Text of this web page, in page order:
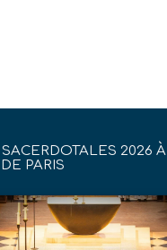
2026 À
PARIS